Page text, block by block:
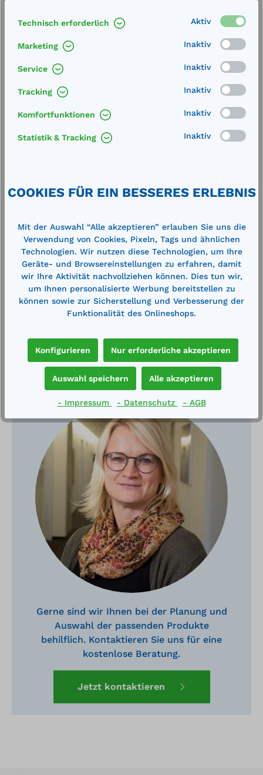
Merken
Artikel-Nummer:
Service
Lieferung frei Haus
Zertifizierte Qualität
durch Einbau zusätzlicher Bodenspriegel
Technische Daten
Haben Sie Fragen?
Gerne sind wir Ihnen bei der Planung und
Auswahl der passenden Produkte
behilflich. Kontaktieren Sie uns für eine
kostenlose Beratung.
Jetzt kontaktieren
Technisch erforderlich Aktiv
Marketing Inaktiv
Service Inaktiv
Tracking Inaktiv
Komfortfunktionen Inaktiv
Statistik & Tracking Inaktiv
COOKIES FÜR EIN BESSERES ERLEBNIS
Mit der Auswahl “Alle akzeptieren” erlauben Sie uns die
Verwendung von Cookies, Pixeln, Tags und ähnlichen
Technologien. Wir nutzen diese Technologien, um Ihre
Geräte- und Browsereinstellungen zu erfahren, damit
wir Ihre Aktivität nachvollziehen können. Dies tun wir,
um Ihnen personalisierte Werbung bereitstellen zu
können sowie zur Sicherstellung und Verbesserung der
Funktionalität des Onlineshops.
Konfigurieren Nur erforderliche akzeptieren
Auswahl speichern Alle akzeptieren
- Impressum - Datenschutz - AGB